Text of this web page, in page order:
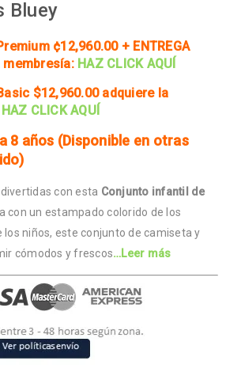
Bluey
¢12,960.00 + ENTREGA
membresía: HAZ CLICK AQUÍ
$12,960.00 adquiere la
HAZ CLICK AQUÍ
8 años (Disponible en otras
con esta Conjunto infantil de
con un estampado colorido de los
niños, este conjunto de camiseta y
cómodos y frescos…Leer más